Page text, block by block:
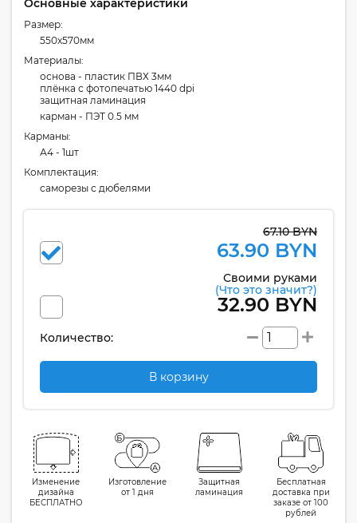
Основные характеристики
Размер:
550x570мм
Материалы:
основа - пластик ПВХ 3мм
плёнка с фотопечатью 1440 dpi
защитная ламинация
карман - ПЭТ 0.5 мм
Карманы:
А4 - 1шт
Комплектация:
cаморезы с дюбелями
67.10 BYN
63.90 BYN
Своими руками
(Что это значит?)
32.90 BYN
Количество:
В корзину
Изменение
дизайна
БЕСПЛАТНО
Изготовление
от 1 дня
Защитная
ламинация
Бесплатная
доставка при
заказе от 100
рублей